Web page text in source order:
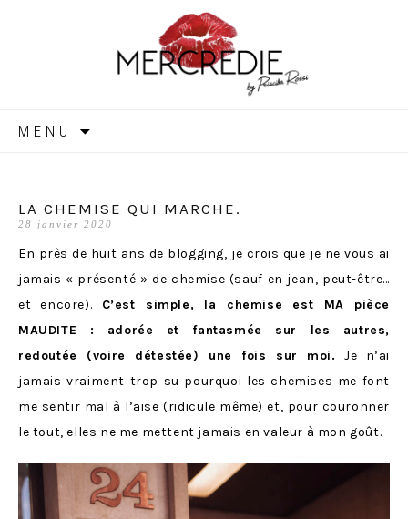
MERCREDIE
MENU
LA CHEMISE QUI MARCHE.
28 janvier 2020
En près de huit ans de blogging, je crois que je ne vous ai
jamais « présenté » de chemise (sauf en jean, peut-être…
et encore). C’est simple, la chemise est MA pièce
MAUDITE : adorée et fantasmée sur les autres,
redoutée (voire détestée) une fois sur moi. Je n’ai
jamais vraiment trop su pourquoi les chemises me font
me sentir mal à l’aise (ridicule même) et, pour couronner
le tout, elles ne me mettent jamais en valeur à mon goût.